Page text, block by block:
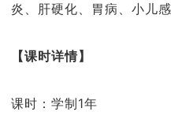
炎、肝硬化、胃病、小儿
【课时详情】
课时：学制1年